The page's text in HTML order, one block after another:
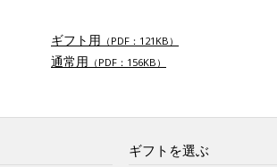
ギフト用 （PDF：121KB）
通常用 （PDF：156KB）
ギフトを選ぶ